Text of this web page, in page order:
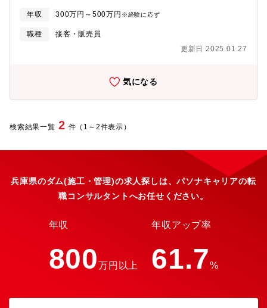
部技術による社会課題の解決と次世代社会作りへの貢献。～ 高齢
エネの実現と気候変動下の激甚災害から命と財産を守る～■システ
ム設計課広域監視制御システムの受注工事のうち、ソフトウェア
分の技術がインフラを通じて、日々の「当たり前の生活」を支え
関われる：数十人規模のチームで進める開発や、国内外のインフ
ス：社会に不可欠な業務でありながら、クラウドやAI連携など新
技術にも積極的にチャレンジできる環境です。■長期的なキャリア
形成：設計、開発、導入、保守と幅広いフェーズを経験でき、着
実な成長が可能です。【製品やサービスの強み】■当社のシステム
開発は、社会インフラという高い信頼性が求められる分野で、上
値”を高めていけるフィールドです。【キャリアステップのイメー
案件を担当いただく。■大規模新規案件または標準化開発へに設計
または取り纏めとして参画■以降は能力発揮状況や希望に応じて部
ン前のオペレーションの検討から携わっていただくこともありま
す。【開業時期】2024年8月プレオープン予定【グランピング施
設について】施設内容イメージ:淡路島唯一の硫黄泉、ダムの底か
ら探しあてた源泉を活用したグランピング施設とオートキャンプ
年収 300万円～500万円 ※経験に応ず
職種
接客・販売員
更新日 2025.01.27
気になる
検索結果一覧 2 件（1～2件表示）
兵庫県のダム(施工・管理)の求人探しは、パソナキャリアの転
職コンサルタントへお任せください。
年収
800万円以上
年収アップ率
61.7%